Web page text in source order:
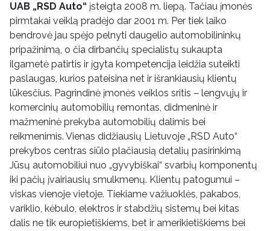
UAB „RSD Auto“ įsteigta 2008 m. liepą. Tačiau įmonės
pirmtakai veiklą pradėjo dar 2001 m. Per tiek laiko
bendrovė jau spėjo pelnyti daugelio automobilininkų
pripažinimą, o čia dirbančių specialistų sukaupta
ilgametė patirtis ir įgyta kompetencija leidžia suteikti
paslaugas, kurios pateisina net ir išrankiausių klientų
lūkesčius. Pagrindinė įmonės veiklos sritis – lengvųjų ir
komercinių automobilių remontas, didmeninė ir
mažmeninė prekyba automobilių dalimis bei
reikmenimis. Vienas didžiausių Lietuvoje „RSD Auto“
prekybos centras siūlo plačiausią detalių pasirinkimą
Jūsų automobiliui nuo „gyvybiškai“ svarbių komponentų
iki pačių įvairiausių smulkmenų. Klientų patogumui –
viskas vienoje vietoje. Tiekiame važiuoklės, pakabos,
variklio, kėbulo, elektros ir stabdžių sistemų bei kitas
dalis ne tik europietiškiems, bet ir amerikietiškiems bei